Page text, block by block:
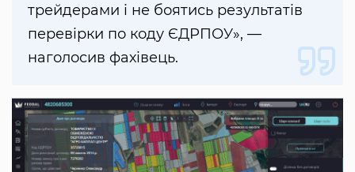
трейдерами і не боятись результатів
перевірки по коду ЄДРПОУ», —
наголосив фахівець.